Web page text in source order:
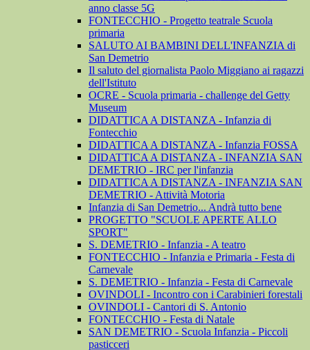
anno classe 5G
FONTECCHIO - Progetto teatrale Scuola
primaria
SALUTO AI BAMBINI DELL'INFANZIA di
San Demetrio
Il saluto del giornalista Paolo Miggiano ai ragazzi
dell'Istituto
OCRE - Scuola primaria - challenge del Getty
Museum
DIDATTICA A DISTANZA - Infanzia di
Fontecchio
DIDATTICA A DISTANZA - Infanzia FOSSA
DIDATTICA A DISTANZA - INFANZIA SAN
DEMETRIO - IRC per l'infanzia
DIDATTICA A DISTANZA - INFANZIA SAN
DEMETRIO - Attività Motoria
Infanzia di San Demetrio... Andrà tutto bene
PROGETTO "SCUOLE APERTE ALLO
SPORT"
S. DEMETRIO - Infanzia - A teatro
FONTECCHIO - Infanzia e Primaria - Festa di
Carnevale
S. DEMETRIO - Infanzia - Festa di Carnevale
OVINDOLI - Incontro con i Carabinieri forestali
OVINDOLI - Cantori di S. Antonio
FONTECCHIO - Festa di Natale
SAN DEMETRIO - Scuola Infanzia - Piccoli
pasticceri